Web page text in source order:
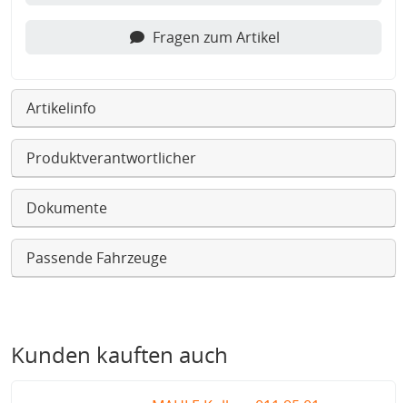
Fragen zum Artikel
Artikelinfo
Produktverantwortlicher
Dokumente
Passende Fahrzeuge
Kunden kauften auch